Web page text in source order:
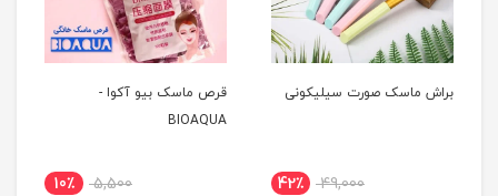
براش ماسک صورت سیلیکونی
49,000 42٪
قرص ماسک بیو آکوا -
BIOAQUA
5,500 10٪